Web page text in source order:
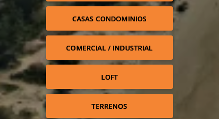
CASAS CONDOMINIOS
COMERCIAL / INDUSTRIAL
LOFT
TERRENOS